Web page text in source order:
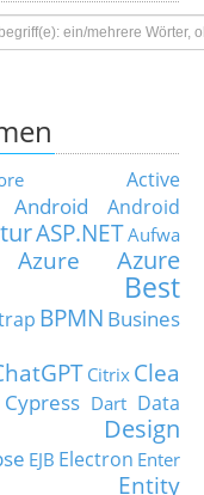
Active
Android
Android
ASP.NETAufwa
Azure
Azure
Best
BPMN Busines
Citrix Clea
Cypress Dart Data
Design
EJB Electron Enter
Entity